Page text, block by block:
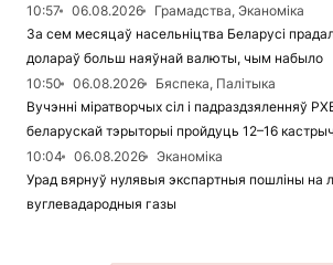
10:57
06.08.2026
Грамадства, Эканоміка
За сем месяцаў насельніцтва Беларусі
долараў больш наяўнай валюты, чым набыло
10:50
06.08.2026
Бяспека, Палітыка
Вучэнні міратворчых сіл і падраздзяленняў
беларускай тэрыторыі пройдуць 12–16
10:04
06.08.2026
Эканоміка
Урад вярнуў нулявыя экспартныя пошліны на
вуглевадародныя газы